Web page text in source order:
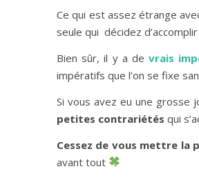
Ce qui est assez étrange
seule qui décidez
Bien sûr, il y a de vrais
impératifs que l’on se fixe
Si vous avez eu une grosse
petites contrariétés qui
Cessez de vous mettre la
avant tout